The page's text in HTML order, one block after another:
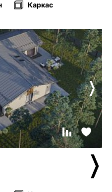
Каркас